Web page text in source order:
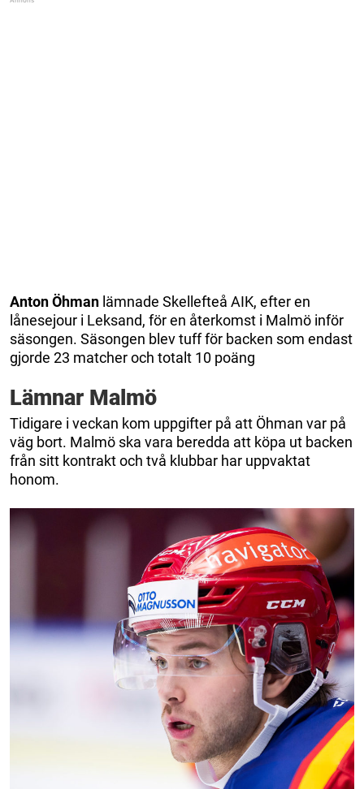
Anton Öhman lämnade Skellefteå AIK, efter en
lånesejour i Leksand, för en återkomst i Malmö inför
säsongen. Säsongen blev tuff för backen som endast
gjorde 23 matcher och totalt 10 poäng
Lämnar Malmö
Tidigare i veckan kom uppgifter på att Öhman var på
väg bort. Malmö ska vara beredda att köpa ut backen
från sitt kontrakt och två klubbar har uppvaktat
honom.